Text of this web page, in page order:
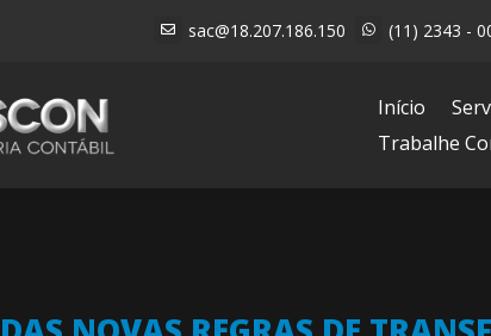
 sac@18.207.186.150  (11) 2343 -
Início
Trabalhe